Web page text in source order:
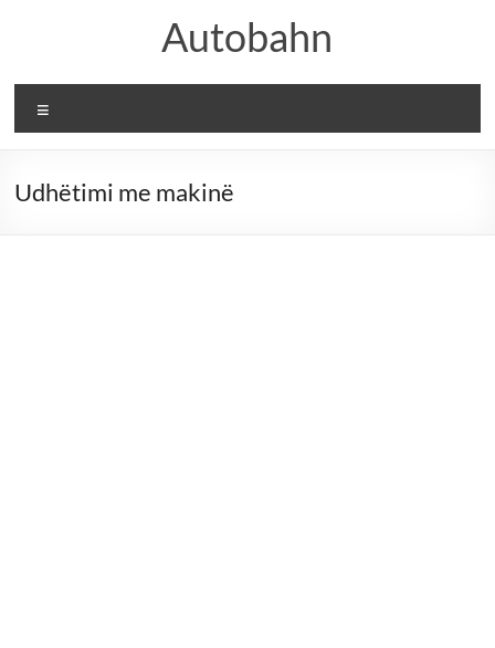
Autobahn
Udhëtimi me makinë